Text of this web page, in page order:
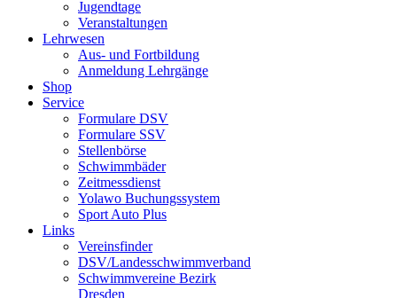
Jugendtage
Veranstaltungen
Lehrwesen
Aus- und Fortbildung
Anmeldung Lehrgänge
Shop
Service
Formulare DSV
Formulare SSV
Stellenbörse
Schwimmbäder
Zeitmessdienst
Yolawo Buchungssystem
Sport Auto Plus
Links
Vereinsfinder
DSV/Landesschwimmverband
Schwimmvereine Bezirk
Dresden